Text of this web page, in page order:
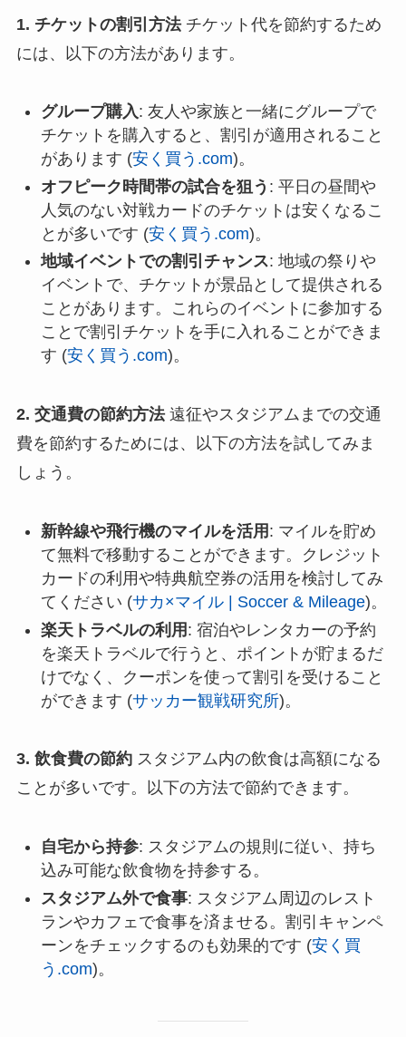
1. チケットの割引方法チケット代を節約するため
には、以下の方法があります。
グループ購入: 友人や家族と一緒にグループで
チケットを購入すると、割引が適用されること
があります​ (安く買う.com)​。
オフピーク時間帯の試合を狙う : 平日の昼間や
人気のない対戦カードのチケットは安くなるこ
とが多いです​ (安く買う.com)​。
地域イベントでの割引チャンス: 地域の祭りや
イベントで、チケットが景品として提供される
ことがあります。これらのイベントに参加する
ことで割引チケットを手に入れることができま
す​ (安く買う.com)​。
2. 交通費の節約方法遠征やスタジアムまでの交通
費を節約するためには、以下の方法を試してみま
しょう。
新幹線や飛行機のマイルを活用 : マイルを貯め
て無料で移動することができます。クレジット
カードの利用や特典航空券の活用を検討してみ
てください​ (サカ×マイル | Soccer & Mileage)​。
楽天トラベルの利用 : 宿泊やレンタカーの予約
を楽天トラベルで行うと、ポイントが貯まるだ
けでなく、クーポンを使って割引を受けること
ができます​ (サッカー観戦研究所)​。
3. 飲食費の節約スタジアム内の飲食は高額になる
ことが多いです。以下の方法で節約できます。
自宅から持参: スタジアムの規則に従い、持ち
込み可能な飲食物を持参する。
スタジアム外で食事: スタジアム周辺のレスト
ランやカフェで食事を済ませる。割引キャンペ
ーンをチェックするのも効果的です​ (安く買
う.com)​。